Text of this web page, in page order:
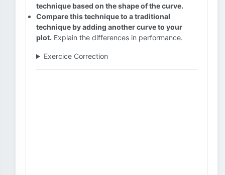
technique based on the shape of the curve.
Compare this technique to a traditional
technique by adding another curve to your
plot. Explain the differences in performance.
Exercice Correction